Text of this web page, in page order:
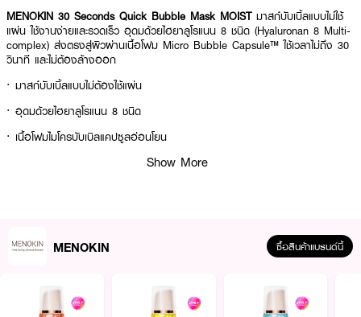
MENOKIN 30 Seconds Quick Bubble Mask MOIST มาสก์บับเบิ้ลแบบไม่ใช้
แผ่น ใช้งานง่ายและรวดเร็ว อุดมด้วยไฮยาลูโรแนน 8 ชนิด (Hyaluronan 8 Multi-
complex) ส่งตรงสู่ผิวผ่านเนื้อโฟม Micro Bubble Capsule™ ใช้เวลาไม่ถึง 30
วินาที และไม่ต้องล้างออก
· มาสก์บับเบิ้ลแบบไม่ต้องใช้แผ่น
· อุดมด้วยไฮยาลูโรแนน 8 ชนิด
· เนื้อโฟมไมโครบับเบิลแคปซูลอ่อนโยน
· FDA Registration No. : 10-2-6800043023
· กดบับเบิ้ลลงบนปลายนิ้ว
· ไม่ต้องล้างออก ไม่ต้องรอ – แค่ทาแล้วผิวก็โกลว์ทันที
Show More
MENOKIN ซื้อสินค้าแบรนด์นี้